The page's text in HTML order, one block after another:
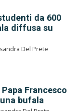
da 600
diffusa su
Del Prete
Francesco
bufala